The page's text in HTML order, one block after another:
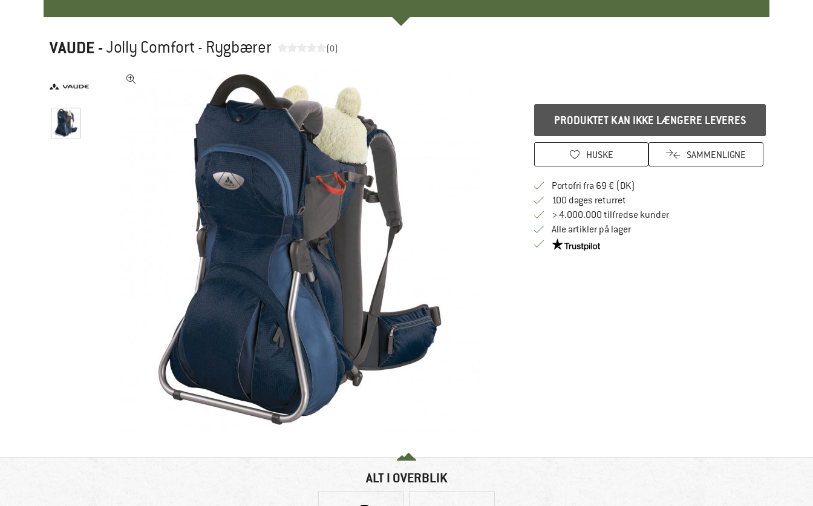
VAUDE -Jolly Comfort - Rygbærer (0)
PRODUKTET KAN IKKE LÆNGERE LEVERES
HUSKE SAMMENLIGNE
Portofri fra 69 € (DK)
100 dages returretGå til returretten her Åbnes i en infoboks
> 4.000.000 tilfredse kunder
Alle artikler på lager
Vi er Trustpilot-certificeret - oplysningerne får du
ALT I OVERBLIK